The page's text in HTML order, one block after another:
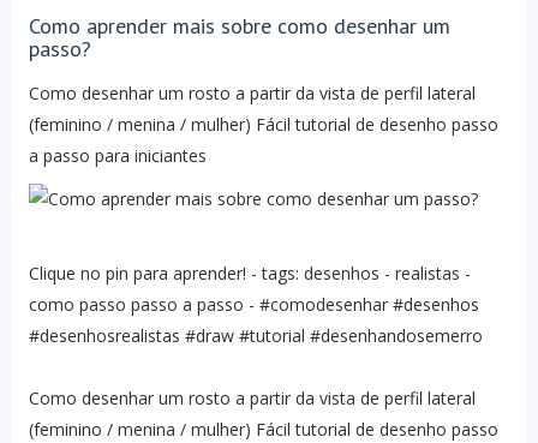
Como aprender mais sobre como desenhar um
passo?
Como desenhar um rosto a partir da vista de perfil lateral
(feminino / menina / mulher) Fácil tutorial de desenho passo
a passo para iniciantes
Clique no pin para aprender! - tags: desenhos - realistas -
como passo passo a passo - #comodesenhar #desenhos
#desenhosrealistas #draw #tutorial #desenhandosemerro
Como desenhar um rosto a partir da vista de perfil lateral
(feminino / menina / mulher) Fácil tutorial de desenho passo